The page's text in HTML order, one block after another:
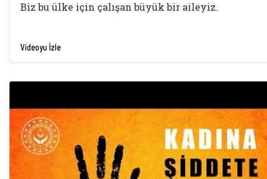
Biz bu ülke için çalışan büyük bir aileyiz.
Videoyu İzle